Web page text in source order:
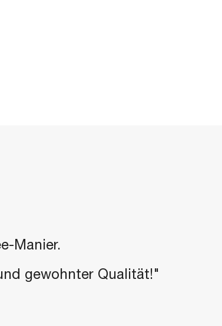
Manier.
gewohnter Qualität!"